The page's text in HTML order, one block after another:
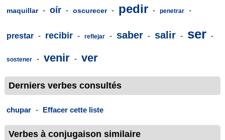
maquillar - oír - oscurecer - pedir - penetrar -
prestar - recibir - reflejar - saber - salir - ser -
sostener - venir - ver
Derniers verbes consultés
chupar - Effacer cette liste
Verbes à conjugaison similaire